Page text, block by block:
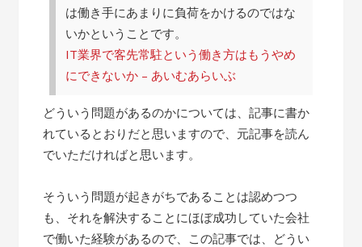
は働き手にあまりに負荷をかけるのではな
いかということです。
IT業界で客先常駐という働き方はもうやめ
にできないか – あいむあらいぶ
どういう問題があるのかについては、記事に書か
れているとおりだと思いますので、元記事を読ん
でいただければと思います。
そういう問題が起きがちであることは認めつつ
も、それを解決することにほぼ成功していた会社
で働いた経験があるので、この記事では、どうい